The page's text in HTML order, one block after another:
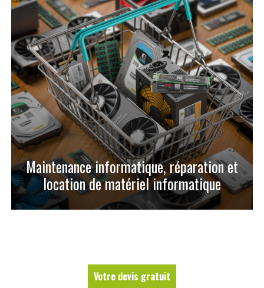
Maintenance informatique, réparation et
location de matériel informatique
Votre devis gratuit